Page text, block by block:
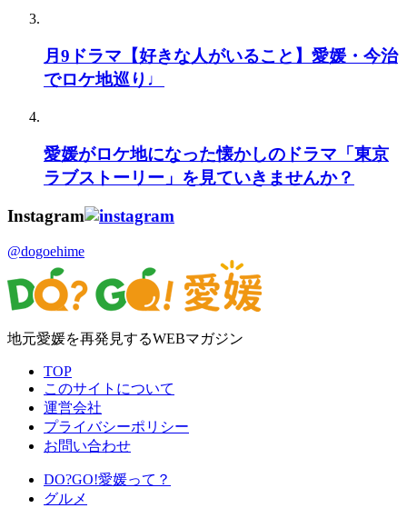
月9ドラマ【好きな人がいること】愛媛・今治
でロケ地巡り♩
愛媛がロケ地になった懐かしのドラマ「東京
ラブストーリー」を見ていきませんか？
Instagram
@dogoehime
地元愛媛を再発見するWEBマガジン
TOP
このサイトについて
運営会社
プライバシーポリシー
お問い合わせ
DO?GO!愛媛って？
グルメ